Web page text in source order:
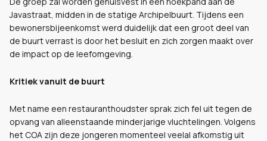
Javastraat, midden in de statige Archipelbuurt. Tijdens een
bewonersbijeenkomst werd duidelijk dat een groot deel van
de buurt verrast is door het besluit en zich zorgen maakt over
de impact op de leefomgeving.
Kritiek vanuit de buurt
Met name een restauranthoudster sprak zich fel uit tegen de
opvang van alleenstaande minderjarige vluchtelingen. Volgens
het COA zijn deze jongeren momenteel veelal afkomstig uit